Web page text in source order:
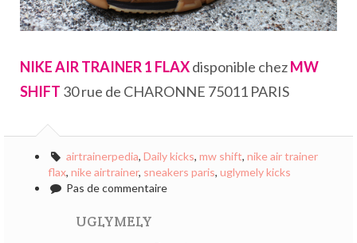
NIKE AIR TRAINER 1 FLAXdisponible chezMW
SHIFT 30 rue de CHARONNE 75011 PARIS
airtrainerpedia, Daily kicks, mw shift, nike air trainer
flax, nike airtrainer, sneakers paris, uglymely kicks
Pas de commentaire
UGLYMELY